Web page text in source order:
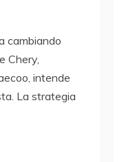
cambiando
Chery,
intende
La strategia